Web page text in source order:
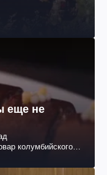
еще не
колумбийского